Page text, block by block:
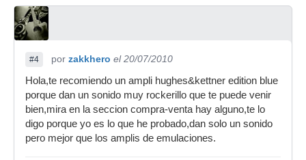
#4 por zakkhero el 20/07/2010
Hola,te recomiendo un ampli hughes&kettner edition blue
porque dan un sonido muy rockerillo que te puede venir
bien,mira en la seccion compra-venta hay alguno,te lo
digo porque yo es lo que he probado,dan solo un sonido
pero mejor que los amplis de emulaciones.